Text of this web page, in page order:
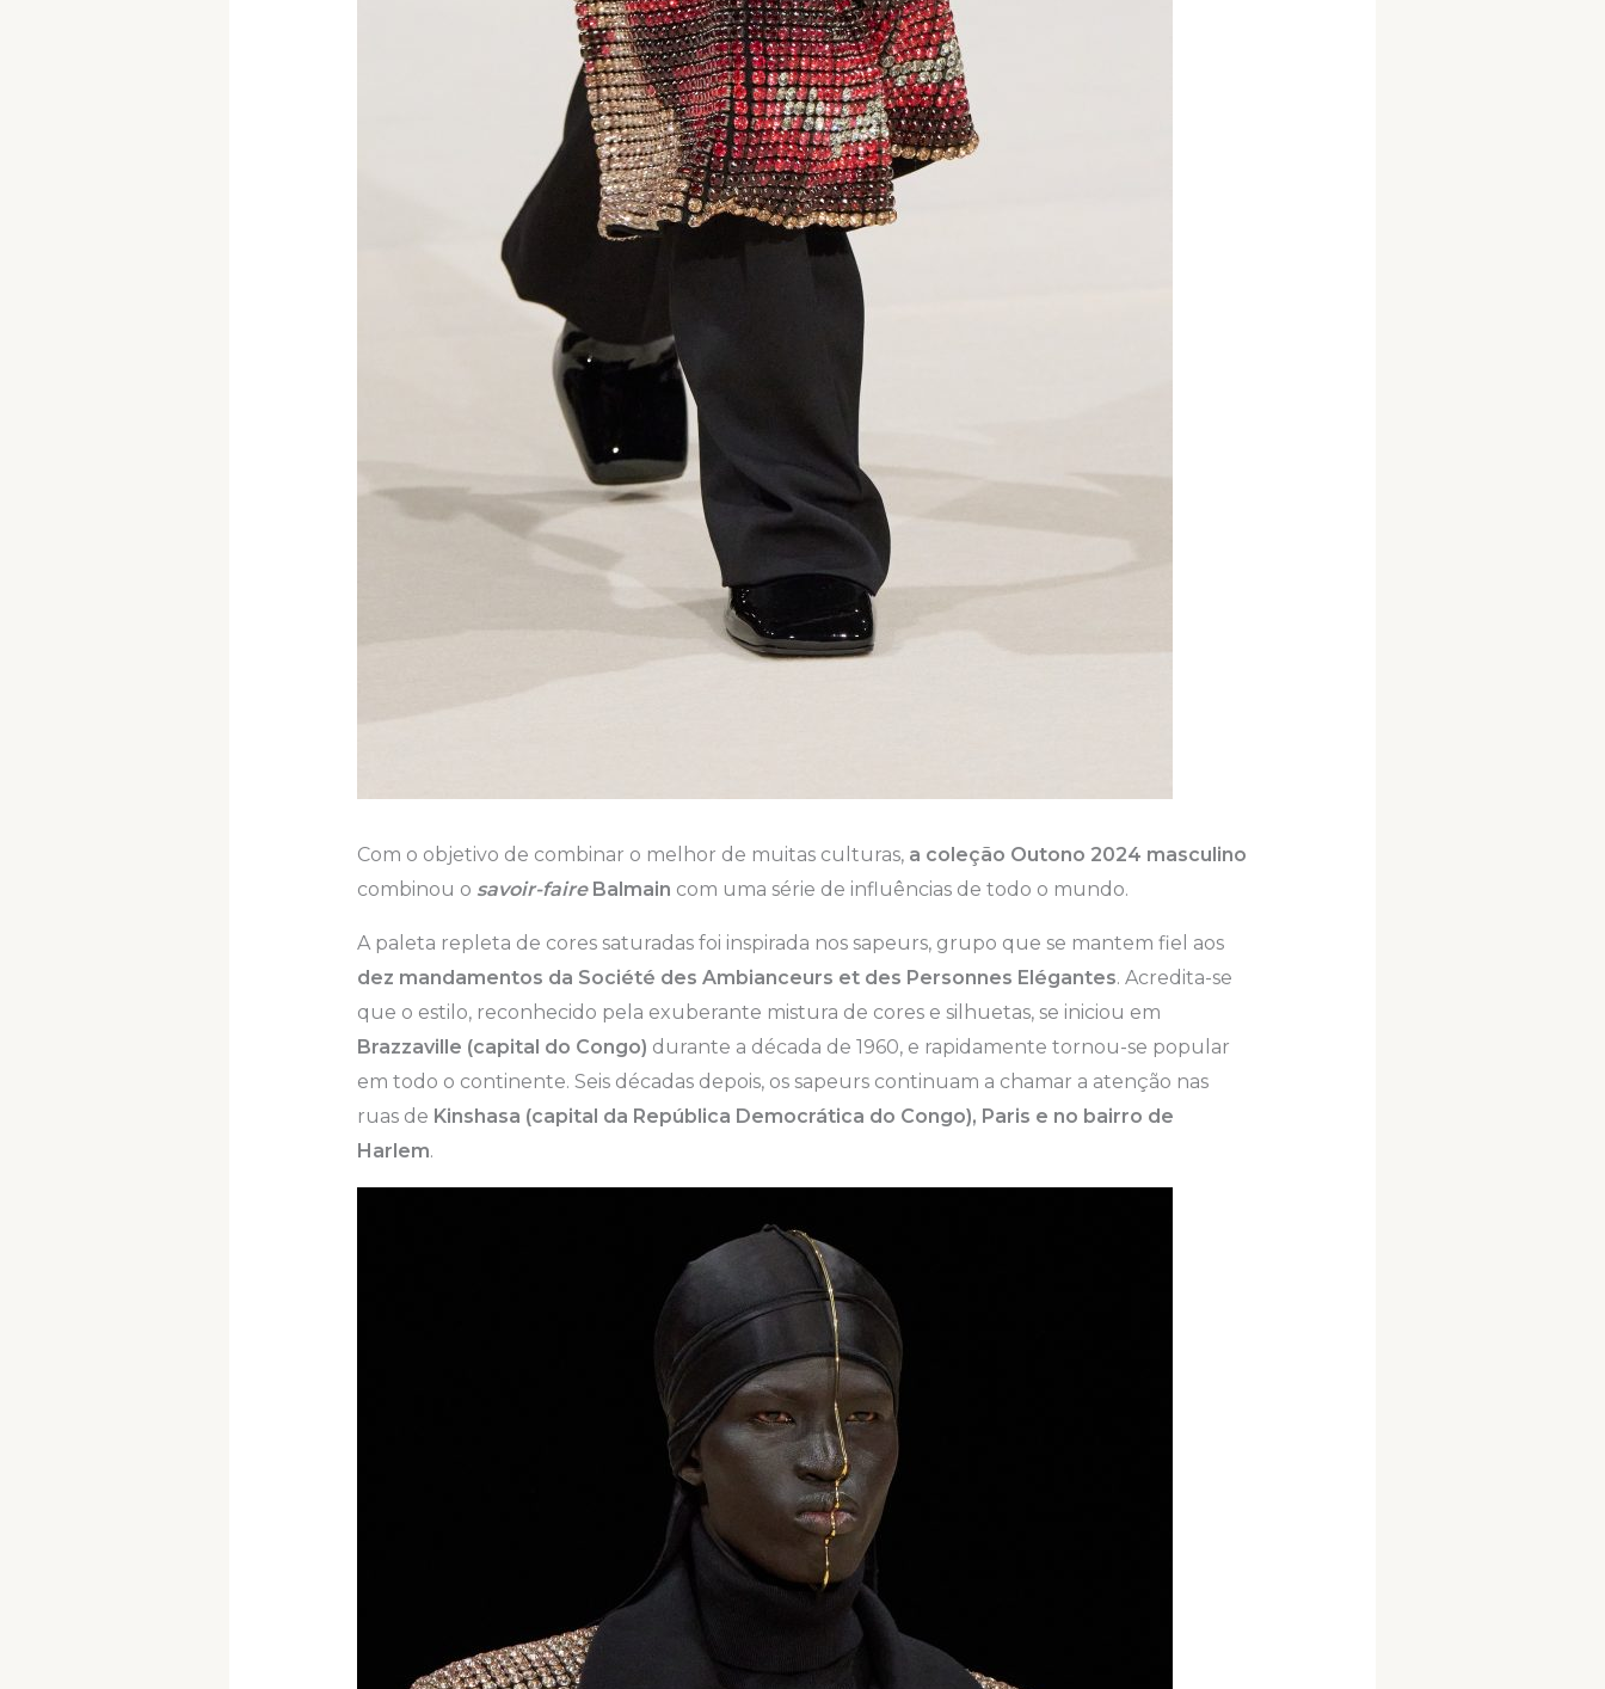
Com o objetivo de combinar o melhor de muitas culturas, a coleção Outono 2024 masculino
combinou o savoir-faireBalmain com uma série de influências de todo o mundo.
A paleta repleta de cores saturadas foi inspirada nos sapeurs, grupo que se mantem fiel aos
dez mandamentos da Société des Ambianceurs et des Personnes Elégantes. Acredita-se
que o estilo, reconhecido pela exuberante mistura de cores e silhuetas, se iniciou em
Brazzaville (capital do Congo) durante a década de 1960, e rapidamente tornou-se popular
em todo o continente. Seis décadas depois, os sapeurs continuam a chamar a atenção nas
ruas de Kinshasa (capital da República Democrática do Congo), Paris e no bairro de
Harlem.